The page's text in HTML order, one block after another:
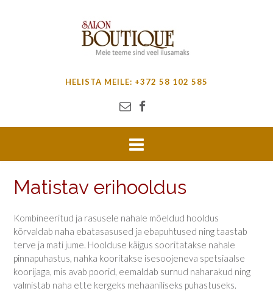
HELISTA MEILE: +372 58 102 585
Matistav erihooldus
Kombineeritud ja rasusele nahale mõeldud hooldus
kõrvaldab naha ebatasasused ja ebapuhtused ning taastab
terve ja mati jume. Hoolduse käigus sooritatakse nahale
pinnapuhastus, nahka kooritakse isesoojeneva spetsiaalse
koorijaga, mis avab poorid, eemaldab surnud naharakud ning
valmistab naha ette kergeks mehaaniliseks puhastuseks.